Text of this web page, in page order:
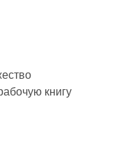
книгу